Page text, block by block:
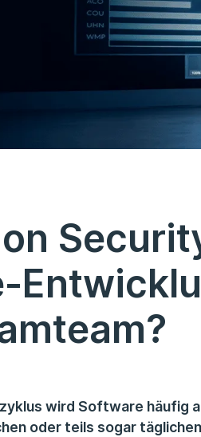
wird Software häufig
oder teils sogar